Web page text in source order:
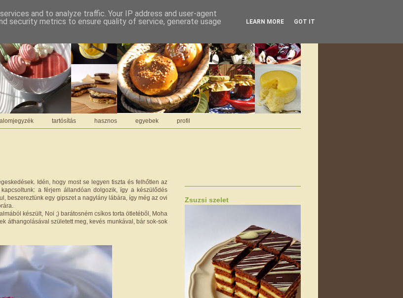
tartósítás hasznos egyebek profil
Idén, hogy most se legyen tiszta és felhőtlen az
a férjem állandóan dolgozik, így a készülődés
beszereztünk egy gipszet a nagylány lábára, így még az ovi
készült, Noi ;) barátosném csíkos torta ötletéből, Moha
áthangolásával született meg, kevés munkával, bár sok-sok
Zsuzsi szelet
and to analyze traffic. Your IP address and user-agent
security metrics to ensure quality of service, generate usage
LEARN MORE GOT IT